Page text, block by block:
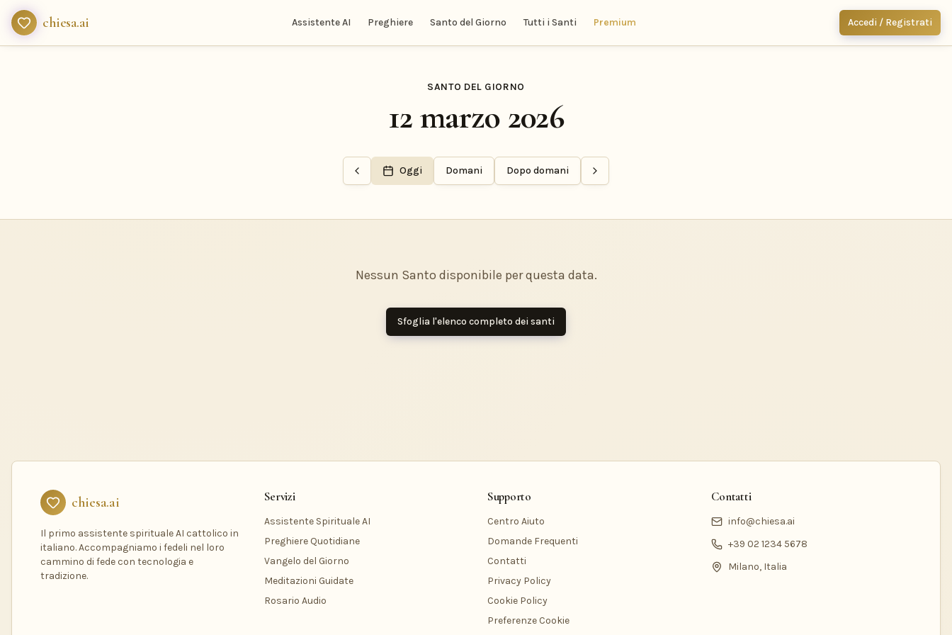
chiesa.ai Assistente AI Preghiere Santo del Giorno Tutti i Santi Premium Accedi / Registrati
SANTO DEL GIORNO
12 marzo 2026
Oggi Domani Dopo domani
Nessun Santo disponibile per questa data.
Sfoglia l'elenco completo dei santi
chiesa.ai
Il primo assistente spirituale AI cattolico in
italiano. Accompagniamo i fedeli nel loro
cammino di fede con tecnologia e
tradizione.
Servizi
Assistente Spirituale AI
Preghiere Quotidiane
Vangelo del Giorno
Meditazioni Guidate
Rosario Audio
Supporto
Centro Aiuto
Domande Frequenti
Contatti
Privacy Policy
Cookie Policy
Preferenze Cookie
Contatti
info@chiesa.ai
+39 02 1234 5678
Milano, Italia